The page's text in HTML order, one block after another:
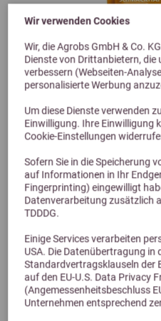
Wir verwenden Cookies
Wir, die Agrobs GmbH & Co.
Dienste von Drittanbietern, die
verbessern (Webseiten-
personalisierte Werbung
Um diese Dienste verwenden
Einwilligung. Ihre Einwilligung
Cookie-Einstellungen
Sofern Sie in die Speicherung
auf Informationen in Ihr
Fingerprinting) eingewilligt
Datenverarbeitung zusätzlich
TDDDG.
Einige Services verarbeiten
USA. Die Datenübertragung in
Standardvertragsklauseln der
auf den EU-U.S. Data Privacy
(Angemessenheitsbeschluss
Unternehmen entsprechend
Höveler
Previous